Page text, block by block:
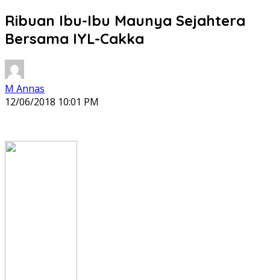
Ribuan Ibu-Ibu Maunya Sejahtera
Bersama IYL-Cakka
M Annas
12/06/2018 10:01 PM